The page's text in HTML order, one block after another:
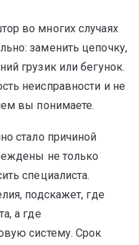
во многих случаях
заменить цепочку,
грузик или бегунок.
неисправности и не
вы понимаете.
стало причиной
не только
специалиста.
подскажет, где
а где
систему. Срок